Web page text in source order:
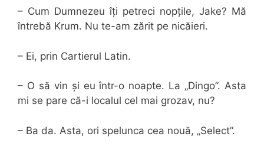
– Cum Dumnezeu îți petreci nopțile, Jake? Mă
întrebă Krum. Nu te-am zărit pe nicăieri.
– Ei, prin Cartierul Latin.
– O să vin și eu într-o noapte. La „Dingo”. Asta
mi se pare că-i localul cel mai grozav, nu?
– Ba da. Asta, ori spelunca cea nouă, „Select”.